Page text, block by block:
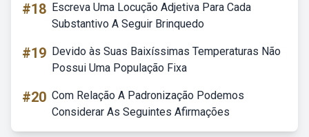
#18 Escreva Uma Locução Adjetiva Para Cada
Substantivo A Seguir Brinquedo
#19 Devido às Suas Baixíssimas Temperaturas Não
Possui Uma População Fixa
#20 Com Relação A Padronização Podemos
Considerar As Seguintes Afirmações